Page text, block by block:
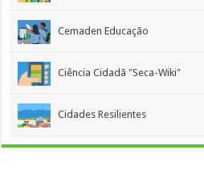
Cemaden Educação
Ciência Cidadã "Seca-Wiki"
Cidades Resilientes